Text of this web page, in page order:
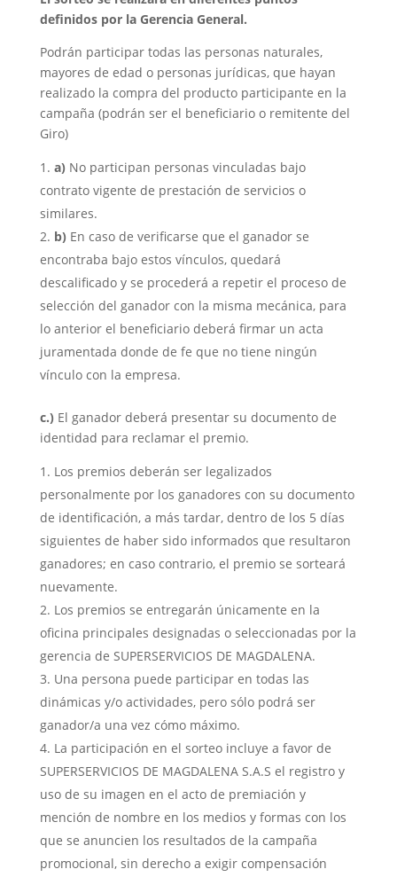
definidos por la Gerencia General.
Podrán participar todas las personas naturales,
mayores de edad o personas jurídicas, que hayan
realizado la compra del producto participante en la
campaña (podrán ser el beneficiario o remitente del
Giro)
a) No participan personas vinculadas bajo
contrato vigente de prestación de servicios o
similares.
b) En caso de verificarse que el ganador se
encontraba bajo estos vínculos, quedará
descalificado y se procederá a repetir el proceso de
selección del ganador con la misma mecánica, para
lo anterior el beneficiario deberá firmar un acta
juramentada donde de fe que no tiene ningún
vínculo con la empresa.
c.) El ganador deberá presentar su documento de
identidad para reclamar el premio.
Los premios deberán ser legalizados
personalmente por los ganadores con su documento
de identificación, a más tardar, dentro de los 5 días
siguientes de haber sido informados que resultaron
ganadores; en caso contrario, el premio se sorteará
nuevamente.
Los premios se entregarán únicamente en la
oficina principales designadas o seleccionadas por la
gerencia de SUPERSERVICIOS DE MAGDALENA.
Una persona puede participar en todas las
dinámicas y/o actividades, pero sólo podrá ser
ganador/a una vez cómo máximo.
La participación en el sorteo incluye a favor de
SUPERSERVICIOS DE MAGDALENA S.A.S el registro y
uso de su imagen en el acto de premiación y
mención de nombre en los medios y formas con los
que se anuncien los resultados de la campaña
promocional, sin derecho a exigir compensación